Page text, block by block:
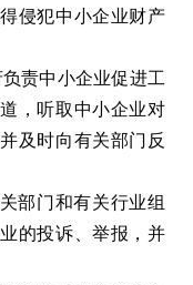
侵犯中小企业财产
责中小企业促进工
，听取中小企业对
及时向有关部门反
部门和有关行业组
的投诉、举报，并